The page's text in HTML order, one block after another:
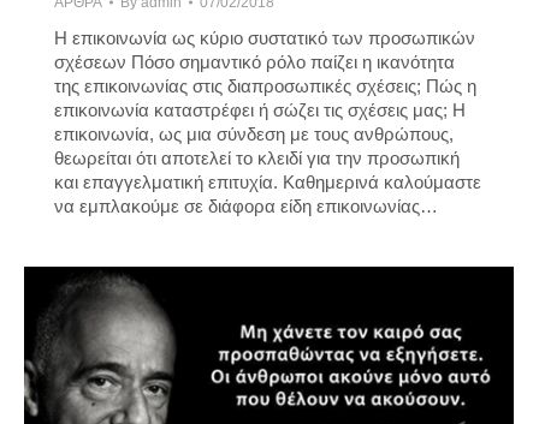
Η επικοινωνία ως κύριο συστατικό των προσωπικών
σχέσεων Πόσο σημαντικό ρόλο παίζει η ικανότητα
της επικοινωνίας στις διαπροσωπικές σχέσεις; Πώς η
επικοινωνία καταστρέφει ή σώζει τις σχέσεις μας; Η
επικοινωνία, ως μια σύνδεση με τους ανθρώπους,
θεωρείται ότι αποτελεί το κλειδί για την προσωπική
και επαγγελματική επιτυχία. Καθημερινά καλούμαστε
να εμπλακούμε σε διάφορα είδη επικοινωνίας…